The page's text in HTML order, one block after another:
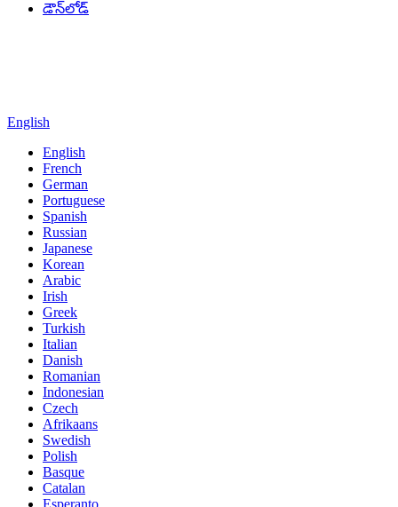
డౌన్‌లోడ్
English
English
French
German
Portuguese
Spanish
Russian
Japanese
Korean
Arabic
Irish
Greek
Turkish
Italian
Danish
Romanian
Indonesian
Czech
Afrikaans
Swedish
Polish
Basque
Catalan
Esperanto